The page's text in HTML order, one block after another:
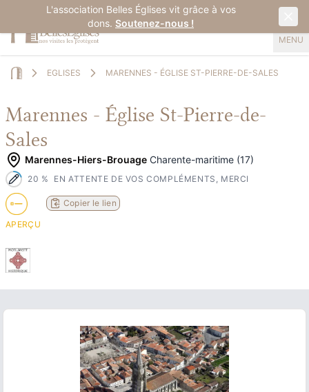
L'association Belles Églises vit grâce à vos
dons. Soutenez-nous !
MENU
EGLISES MARENNES - ÉGLISE ST-PIERRE-DE-SALES
Marennes - Église St-Pierre-de-
Sales
Marennes-Hiers-Brouage Charente-maritime (17)
20 % EN ATTENTE DE VOS COMPLÉMENTS, MERCI
APERÇU
Copier le lien